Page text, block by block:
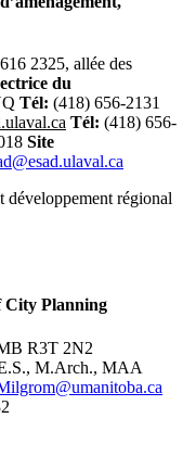
2325, allée des
du
Tél: (418) 656-2131
Tél: (418) 656-
Site
développement régional
City Planning
R3T 2N2
M.Arch., MAA